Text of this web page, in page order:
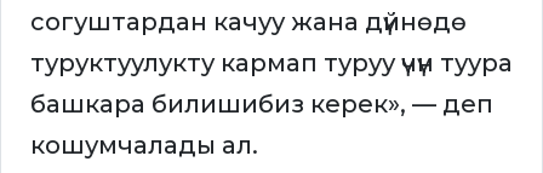
согуштардан качуу жана дүйнөдө
туруктуулукту кармап туруу үчүн туура
башкара билишибиз керек», — деп
кошумчалады ал.